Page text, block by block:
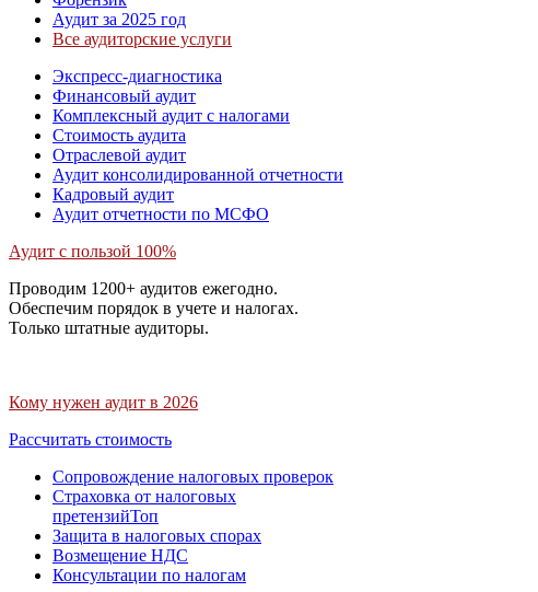
Аудит за 2025 год
Все аудиторские услуги
Экспресс-диагностика
Финансовый аудит
Комплексный аудит с налогами
Стоимость аудита
Отраслевой аудит
Аудит консолидированной отчетности
Кадровый аудит
Аудит отчетности по МСФО
Аудит с пользой 100%
Проводим 1200+ аудитов ежегодно.
Обеспечим порядок в учете и налогах.
Только штатные аудиторы.
Кому нужен аудит в 2026
Рассчитать стоимость
Сопровождение налоговых проверок
Страховка от налоговых
претензийТоп
Защита в налоговых спорах
Возмещение НДС
Консультации по налогам